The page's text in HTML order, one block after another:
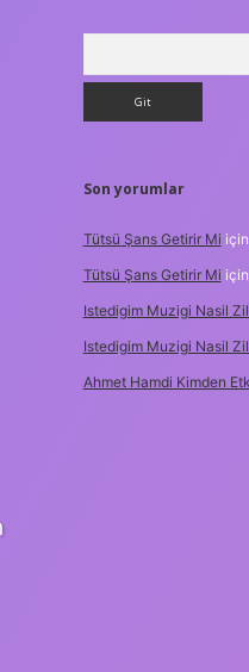
Son yorumlar
Tütsü Şans Getirir Mi için
Tütsü Şans Getirir Mi için
Istedigim Muzigi Nasil
Istedigim Muzigi Nasil
Ahmet Hamdi Kimden